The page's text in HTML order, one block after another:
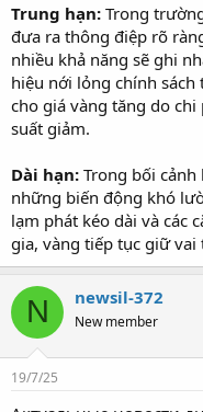
Trung hạn: Trong
đưa ra thông điệp rõ
nhiều khả năng sẽ ghi
hiệu nới lỏng chính
cho giá vàng tăng do
suất giảm.
Dài hạn: Trong bối
những biến động khó
lạm phát kéo dài và các
gia, vàng tiếp tục giữ vai
N newsil-372
New member
19/7/25